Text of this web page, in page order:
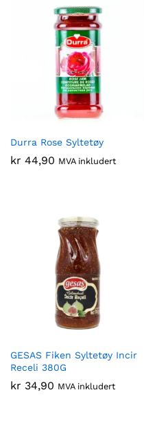
Durra Rose Syltetøy
kr 44,90 MVA inkludert
GESAS Fiken Syltetøy Incir
Receli 380G
kr 34,90 MVA inkludert